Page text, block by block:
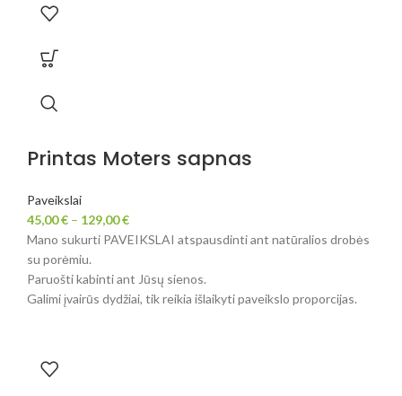
Printas Moters sapnas
Paveikslai
45,00€ – 129,00€
Mano sukurti PAVEIKSLAI atspausdinti ant natūralios drobės
su porėmiu.
Paruošti kabinti ant Jūsų sienos.
Galimi įvairūs dydžiai, tik reikia išlaikyti paveikslo proporcijas.